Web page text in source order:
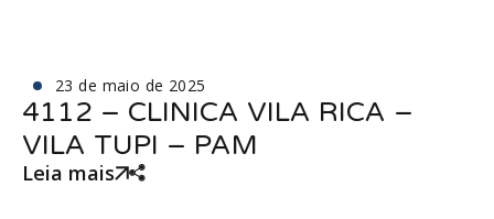
23 de maio de 2025
4112 – CLINICA VILA RICA –
VILA TUPI – PAM
Leia mais